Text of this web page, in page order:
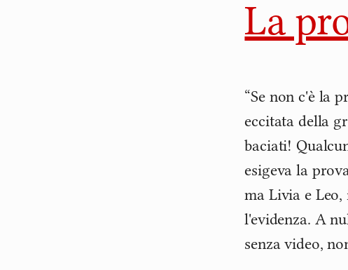
La
“Se non c'è la
eccitata della
baciati!
esigeva la
ma Livia e
l'evidenza. A
senza video,